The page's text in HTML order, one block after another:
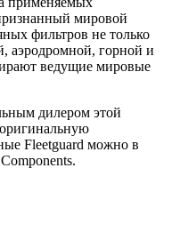
мировой
фильтров не только
аэродромной, горной и
ведущие мировые
дилером этой
Fleetguard можно в